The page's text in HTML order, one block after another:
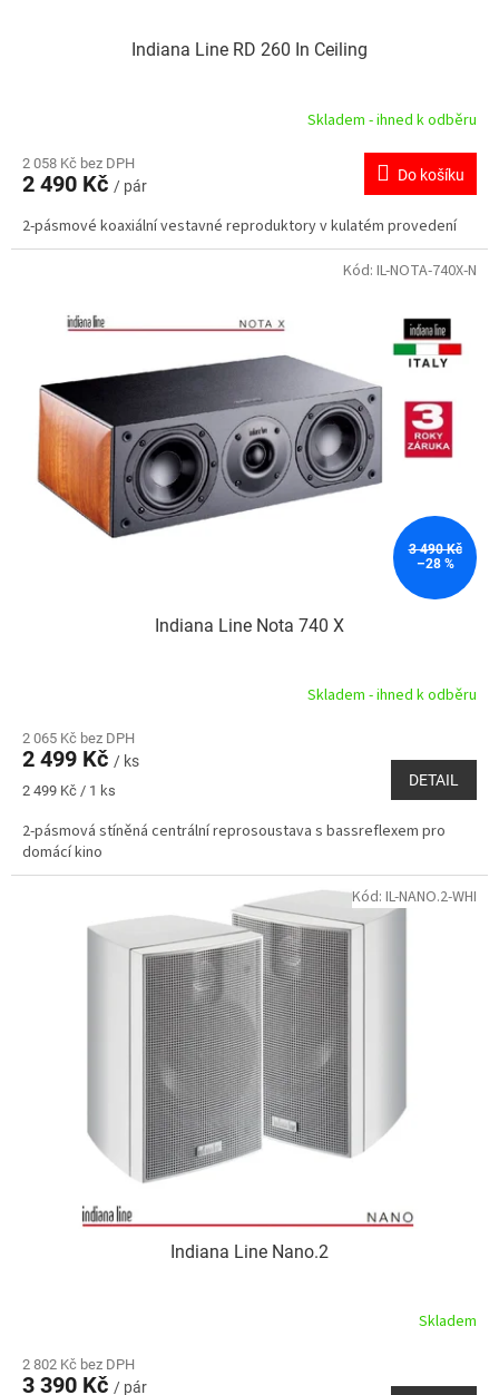
Indiana Line RD 260 In Ceiling
Skladem - ihned k odběru
2 058 Kč bez DPH
2 490 Kč / pár
Do košíku
2-pásmové koaxiální vestavné reproduktory v kulatém provedení
3 490 Kč
–28 %
Indiana Line Nota 740 X
Skladem - ihned k odběru
2 065 Kč bez DPH
2 499 Kč / ks
Měrná
2 499 Kč / 1 ks
DETAIL
2-pásmová stíněná centrální reprosoustava s bassreflexem pro
domácí kino
Kód: IL-NOTA-740X-N
Indiana Line Nano.2
Skladem
2 802 Kč bez DPH
3 390 Kč / pár
Kód: IL-NANO.2-WHI